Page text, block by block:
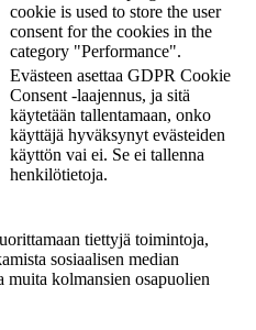
cookie is used to store the user
consent for the cookies in the
category "Performance".
Evästeen asettaa GDPR Cookie
Consent -laajennus, ja sitä
käytetään tallentamaan, onko
käyttäjä hyväksynyt evästeiden
käyttön vai ei. Se ei tallenna
henkilötietoja.
tiettyjä toimintoja,
sosiaalisen median
muita kolmansien osapuolien